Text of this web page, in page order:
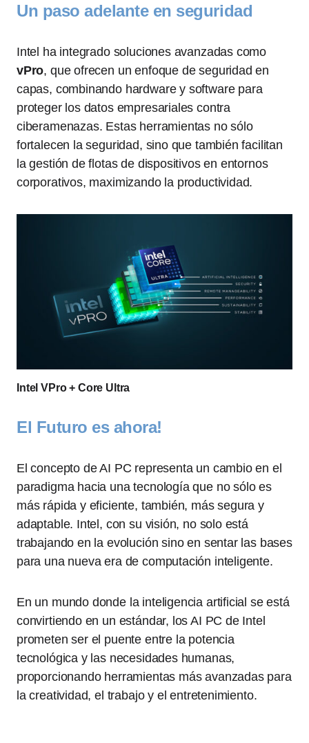
Un paso adelante en seguridad
Intel ha integrado soluciones avanzadas como
vPro, que ofrecen un enfoque de seguridad en
capas, combinando hardware y software para
proteger los datos empresariales contra
ciberamenazas. Estas herramientas no sólo
fortalecen la seguridad, sino que también facilitan
la gestión de flotas de dispositivos en entornos
corporativos, maximizando la productividad.
Intel VPro + Core Ultra
El Futuro es ahora!
El concepto de AI PC representa un cambio en el
paradigma hacia una tecnología que no sólo es
más rápida y eficiente, también, más segura y
adaptable. Intel, con su visión, no solo está
trabajando en la evolución sino en sentar las bases
para una nueva era de computación inteligente.
En un mundo donde la inteligencia artificial se está
convirtiendo en un estándar, los AI PC de Intel
prometen ser el puente entre la potencia
tecnológica y las necesidades humanas,
proporcionando herramientas más avanzadas para
la creatividad, el trabajo y el entretenimiento.